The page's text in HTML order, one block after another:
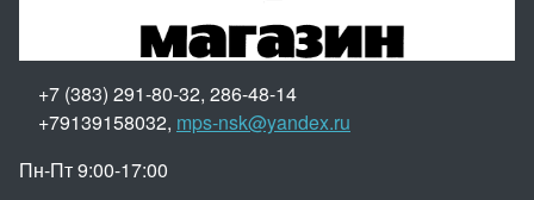
+7 (383) 291-80-32, 286-48-14
+79139158032, mps-nsk@yandex.ru
Пн-Пт 9:00-17:00